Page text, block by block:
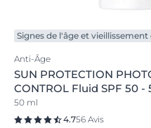
Signes de l'âge et
Anti-Âge
SUN PROTECTION
CONTROL Fluid SPF 50 -
50 ml
4.756 Avis